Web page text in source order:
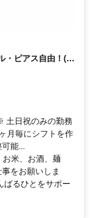
・ピアス自由！(規
土日祝のみの勤務
月毎にシフトを作
能...
お米、お酒、麺
をお願いしま
ばるひとをサポー